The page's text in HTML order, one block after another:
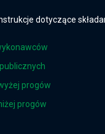
dotyczące
progów
progów